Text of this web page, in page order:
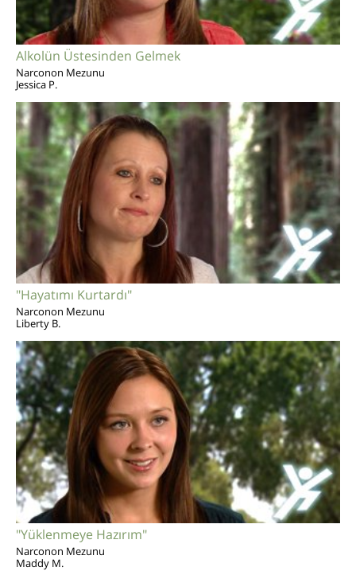
Alkolün Üstesinden Gelmek
Narconon Mezunu
Jessica P.
"Hayatımı Kurtardı"
Narconon Mezunu
Liberty B.
"Yüklenmeye Hazırım"
Narconon Mezunu
Maddy M.